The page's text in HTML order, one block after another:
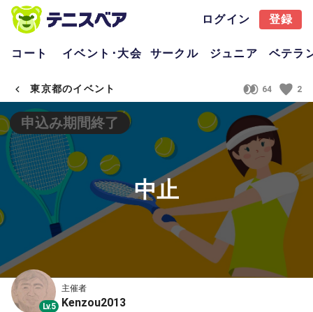
ログイン 登録
コート イベント･大会 サークル ジュニア ベテラ
東京都のイベント 64 2
中止
申込み期間終了
Lv.5
主催者
Kenzou2013